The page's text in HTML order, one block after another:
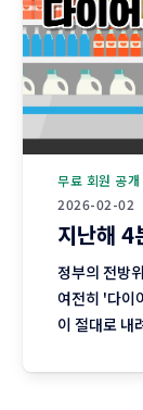
2026-02-02
무료 회원 공개
지난해 4
정부의 전방
여전히 '다이
이 절대로 내
담, 이제는 '